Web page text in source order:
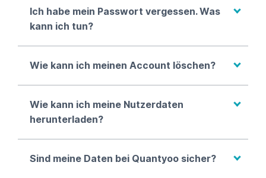
Ich habe mein Passwort vergessen. Was
kann ich tun?
Wie kann ich meinen Account löschen?
Wie kann ich meine Nutzerdaten
herunterladen?
Sind meine Daten bei Quantyoo sicher?